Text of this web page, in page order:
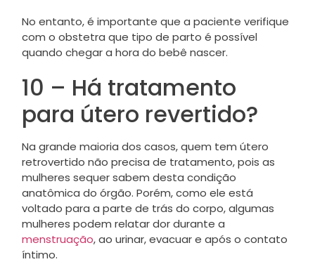
No entanto, é importante que a paciente verifique
com o obstetra que tipo de parto é possível
quando chegar a hora do bebê nascer.
10 – Há tratamento
para útero revertido?
Na grande maioria dos casos, quem tem útero
retrovertido não precisa de tratamento, pois as
mulheres sequer sabem desta condição
anatômica do órgão. Porém, como ele está
voltado para a parte de trás do corpo, algumas
mulheres podem relatar dor durante a
menstruação, ao urinar, evacuar e após o contato
íntimo.